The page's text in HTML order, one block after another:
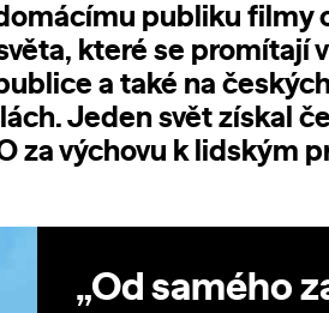
publiku filmy
které se promítají v
a také na
Jeden svět získal
za výchovu k lidským
„Od samého